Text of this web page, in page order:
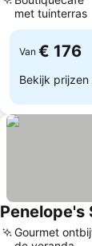
met tuinterras
Van € 176
Bekijk prijzen
Penelope's
Gourmet